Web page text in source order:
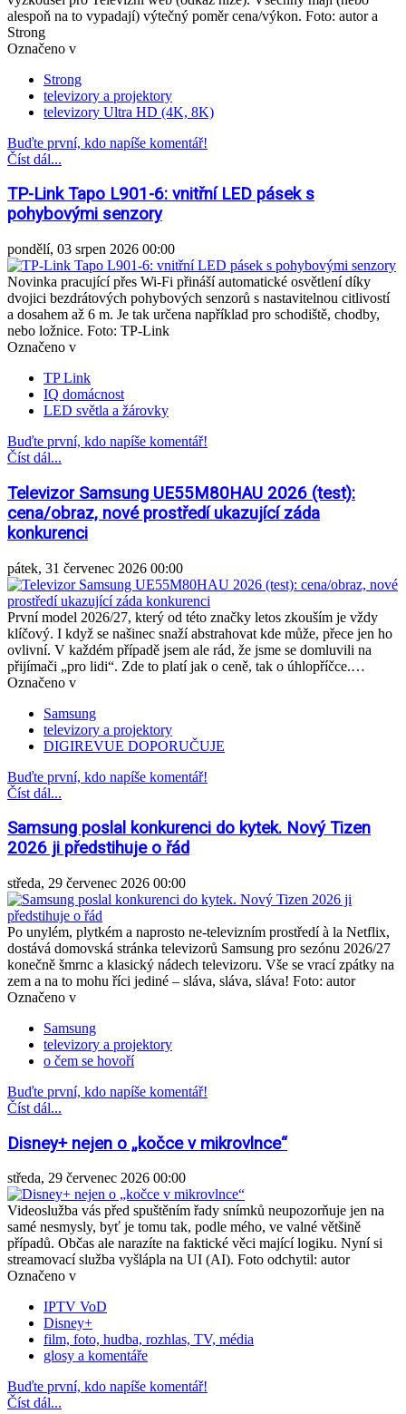
alespoň na to vypadají) výtečný poměr cena/výkon. Foto: autor a
Strong
Označeno v
Strong
televizory a projektory
televizory Ultra HD (4K, 8K)
Buďte první, kdo napíše komentář!
Číst dál...
TP-Link Tapo L901-6: vnitřní LED pásek s
pohybovými senzory
pondělí, 03 srpen 2026 00:00
Novinka pracující přes Wi-Fi přináší automatické osvětlení díky
dvojici bezdrátových pohybových senzorů s nastavitelnou citlivostí
a dosahem až 6 m. Je tak určena například pro schodiště, chodby,
nebo ložnice. Foto: TP-Link
Označeno v
TP Link
IQ domácnost
LED světla a žárovky
Buďte první, kdo napíše komentář!
Číst dál...
Televizor Samsung UE55M80HAU 2026 (test):
cena/obraz, nové prostředí ukazující záda
konkurenci
pátek, 31 červenec 2026 00:00
První model 2026/27, který od této značky letos zkouším je vždy
klíčový. I když se našinec snaží abstrahovat kde může, přece jen ho
ovlivní. V každém případě jsem ale rád, že jsme se domluvili na
přijímači „pro lidi“. Zde to platí jak o ceně, tak o úhlopříčce.…
Označeno v
Samsung
televizory a projektory
DIGIREVUE DOPORUČUJE
Buďte první, kdo napíše komentář!
Číst dál...
Samsung poslal konkurenci do kytek. Nový Tizen
2026 ji předstihuje o řád
středa, 29 červenec 2026 00:00
Po unylém, plytkém a naprosto ne-televizním prostředí à la Netflix,
dostává domovská stránka televizorů Samsung pro sezónu 2026/27
konečně šmrnc a klasický nádech televizoru. Vše se vrací zpátky na
zem a na to mohu říci jediné – sláva, sláva, sláva! Foto: autor
Označeno v
Samsung
televizory a projektory
o čem se hovoří
Buďte první, kdo napíše komentář!
Číst dál...
Disney+ nejen o „kočce v mikrovlnce“
středa, 29 červenec 2026 00:00
Videoslužba vás před spuštěním řady snímků neupozorňuje jen na
samé nesmysly, byť je tomu tak, podle mého, ve valné většině
případů. Občas ale narazíte na faktické věci mající logiku. Nyní si
streamovací služba vyšlápla na UI (AI). Foto odchytil: autor
Označeno v
IPTV VoD
Disney+
film, foto, hudba, rozhlas, TV, média
glosy a komentáře
Buďte první, kdo napíše komentář!
Číst dál...